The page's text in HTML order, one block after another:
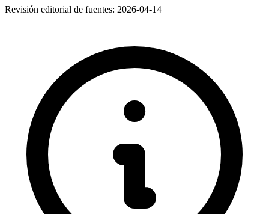
Revisión editorial de fuentes: 2026-04-14